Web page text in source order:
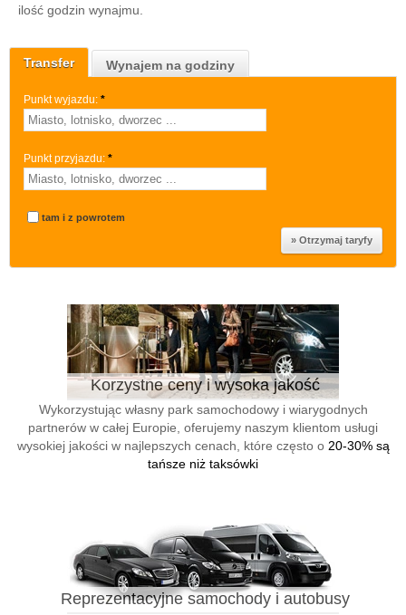
Transfer Wynajem na godziny
Punkt wyjazdu: *
Punkt przyjazdu: *
tam i z powrotem
Korzystne ceny i wysoka jakość
Wykorzystując własny park samochodowy i wiarygodnych
partnerów w całej Europie, oferujemy naszym klientom usługi
wysokiej jakości w najlepszych cenach, które często o 20-30% są
tańsze niż taksówki
Reprezentacyjne samochody i autobusy
ilość godzin wynajmu.